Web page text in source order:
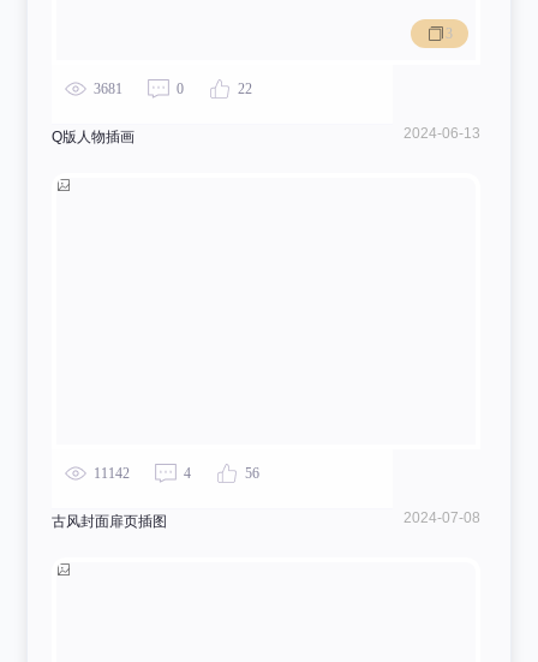
3681 0 22
Q版人物插画 2024-06-13
3
11142 4 56
古风封面扉页插图 2024-07-08